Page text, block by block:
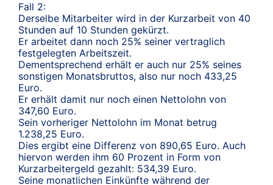
Fall 2:
Derselbe Mitarbeiter wird in der Kurzarbeit von 40
Stunden auf 10 Stunden gekürzt.
Er arbeitet dann noch 25% seiner vertraglich
festgelegten Arbeitszeit.
Dementsprechend erhält er auch nur 25% seines
sonstigen Monatsbruttos, also nur noch 433,25
Euro.
Er erhält damit nur noch einen Nettolohn von
347,60 Euro.
Sein vorheriger Nettolohn im Monat betrug
1.238,25 Euro.
Dies ergibt eine Differenz von 890,65 Euro. Auch
hiervon werden ihm 60 Prozent in Form von
Kurzarbeitergeld gezahlt: 534,39 Euro.
Seine monatlichen Einkünfte während der